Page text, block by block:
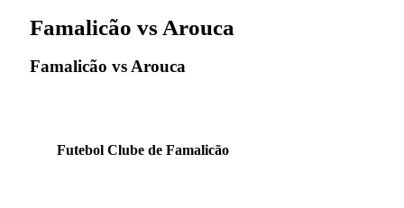
Famalicão vs Arouca
Famalicão vs Arouca
Futebol Clube de Famalicão